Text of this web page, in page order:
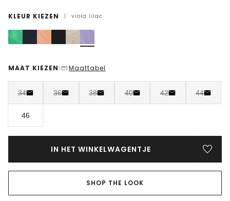
KLEUR KIEZEN | viola lilac
MAAT KIEZEN | Maattabel
34 36 38 40 42 44
46
IN HET WINKELWAGENTJE
SHOP THE LOOK